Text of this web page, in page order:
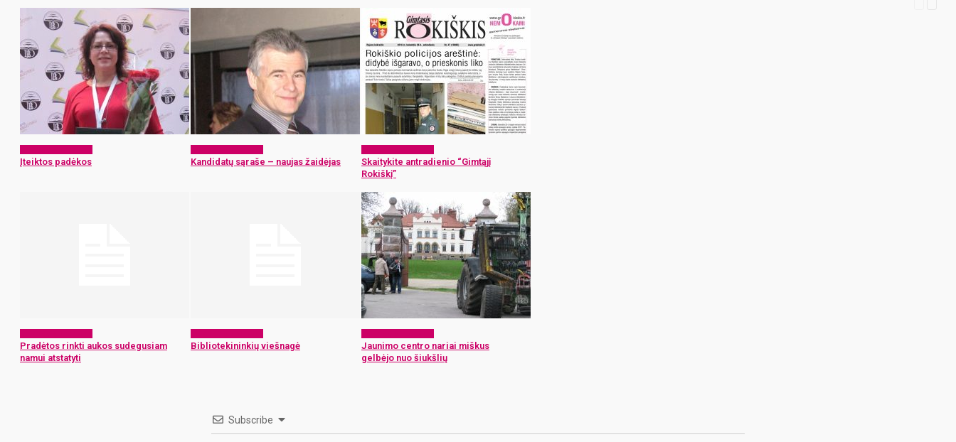
Įteiktos padėkos Kandidatų sąraše – naujas žaidėjas
Skaitykite antradienio “Gimtąjį
Rokiškį”
Pradėtos rinkti aukos sudegusiam
namui atstatyti
Bibliotekininkių viešnagė
Jaunimo centro nariai miškus
gelbėjo nuo šiukšlių
Subscribe